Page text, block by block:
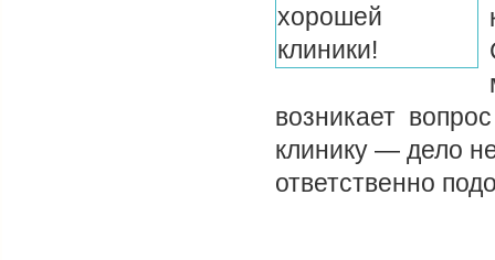
возникает
клинику — дело
ответственно